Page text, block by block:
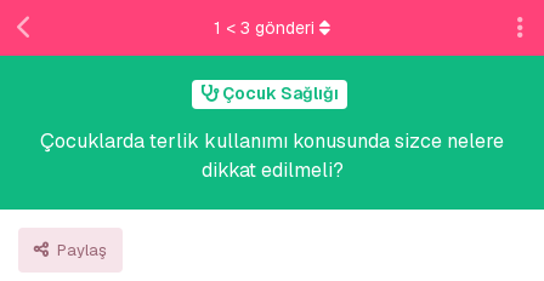
Çocuk Sağlığı
Çocuklarda terlik kullanımı konusunda sizce nelere
dikkat edilmeli?
Paylaş
1 < 3 gönderi